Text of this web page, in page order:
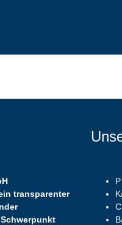
transparenter